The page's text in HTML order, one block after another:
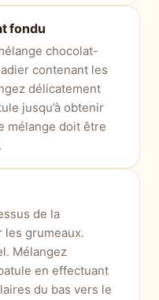
fondu
chocolat-
contenant les
délicatement
jusqu’à obtenir
mélange doit être
de la
les grumeaux.
Mélangez
en effectuant
du bas vers le